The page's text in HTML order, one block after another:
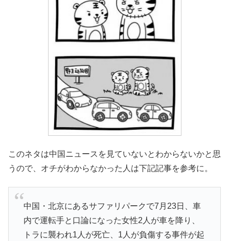
このネタは中国ニュースを見ていないとわからないかと思
うので、オチがわからなかった人は下記記事を参考に。
中国・北京にあるサファリパークで7月23日、車
内で運転手と口論になった女性2人が車を降り、
トラに襲われ1人が死亡、1人が負傷する事件が起